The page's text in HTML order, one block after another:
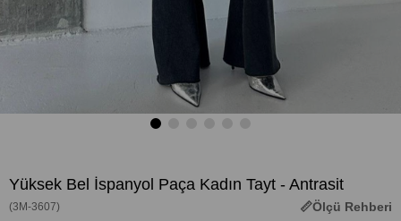
Yüksek Bel İspanyol Paça Kadın Tayt - Antrasit
(3M-3607)
Ölçü Rehberi